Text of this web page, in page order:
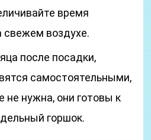
время
свежем воздухе.
после посадки,
самостоятельными,
не нужна, они готовы к
горшок.